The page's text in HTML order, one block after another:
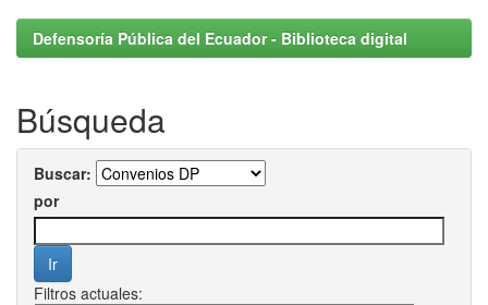
Defensoría Pública del Ecuador - Biblioteca digital
Búsqueda
Buscar:
por
Filtros actuales: